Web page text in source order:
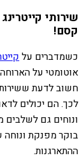
שירותי
קסם!
כשמדברים על
אוטומטי על
חשוב לדעת
לכך. הם יכולים
ונוחים גם
בוקר מפנקת ונוחה
ההתארגנות.